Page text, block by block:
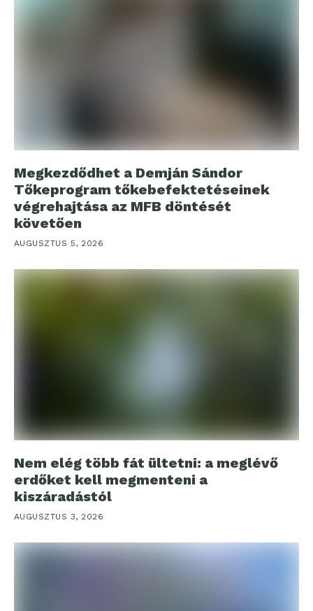
Megkezdődhet a Demján Sándor
Tőkeprogram tőkebefektetéseinek
végrehajtása az MFB döntését
követően
AUGUSZTUS 5, 2026
Nem elég több fát ültetni: a meglévő
erdőket kell megmenteni a
kiszáradástól
AUGUSZTUS 3, 2026